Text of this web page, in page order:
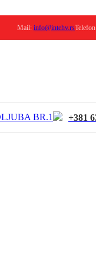
Mail: info@intehv.rs
BR.1 +381